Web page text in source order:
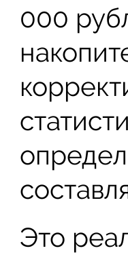
000
Это